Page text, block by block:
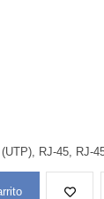
RJ-45, RJ-